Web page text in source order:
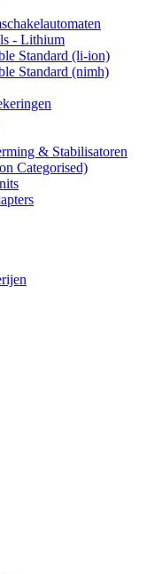
- Lithium
Standard (li-ion)
Standard (nimh)
& Stabilisatoren
Categorised)